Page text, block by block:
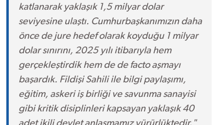
katlanarak yaklaşık 1,5 milyar dolar
seviyesine ulaştı. Cumhurbaşkanımızın daha
önce de jure hedef olarak koyduğu 1 milyar
dolar sınırını, 2025 yılı itibarıyla hem
gerçekleştirdik hem de de facto aşmayı
başardık. Fildişi Sahili ile bilgi paylaşımı,
eğitim, askeri iş birliği ve savunma sanayisi
gibi kritik disiplinleri kapsayan yaklaşık 40